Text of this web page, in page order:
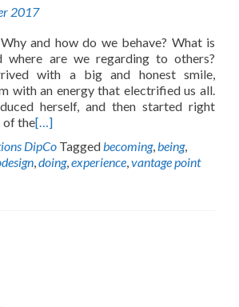
2017
and how do we behave? What is
where are we regarding to others?
with a big and honest smile,
with an energy that electrified us all.
herself, and then started right
of the[…]
DipCo Taggedbecoming,being,
,doing,experience,vantage point